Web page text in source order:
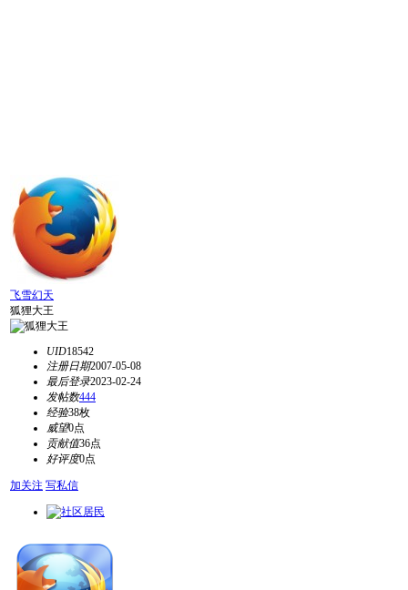
飞雪幻天
狐狸大王
UID18542
注册日期2007-05-08
最后登录2023-02-24
发帖数444
经验38枚
威望0点
贡献值36点
好评度0点
加关注 写私信